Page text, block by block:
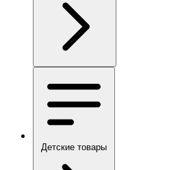
Детские товары